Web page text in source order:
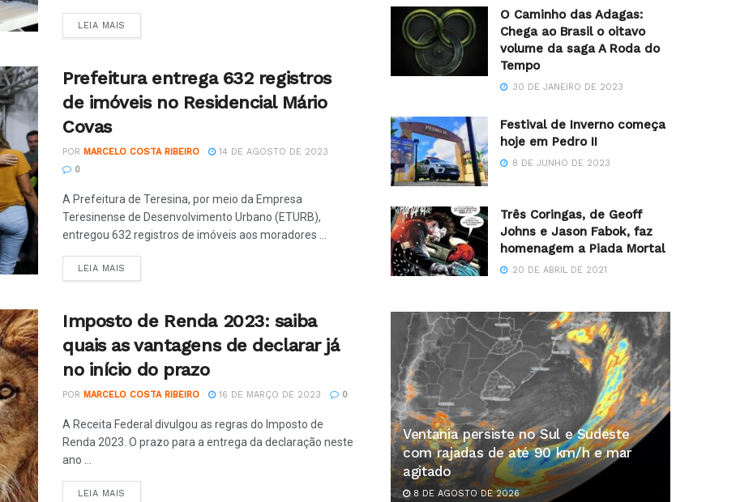
LEIA MAIS
Prefeitura entrega 632 registros
de imóveis no Residencial Mário
Covas
POR MARCELO COSTA RIBEIRO
14 DE AGOSTO DE 2023
0
A Prefeitura de Teresina, por meio da Empresa
Teresinense de Desenvolvimento Urbano (ETURB),
entregou 632 registros de imóveis aos moradores ...
LEIA MAIS
Imposto de Renda 2023: saiba
quais as vantagens de declarar já
no início do prazo
POR MARCELO COSTA RIBEIRO 16 DE MARÇO DE 2023 0
A Receita Federal divulgou as regras do Imposto de
Renda 2023. O prazo para a entrega da declaração neste
ano ...
LEIA MAIS
O Caminho das Adagas:
Chega ao Brasil o oitavo
volume da saga A Roda do
Tempo
30 DE JANEIRO DE 2023
Festival de Inverno começa
hoje em Pedro II
8 DE JUNHO DE 2023
Três Coringas, de Geoff
Johns e Jason Fabok, faz
homenagem a Piada Mortal
20 DE ABRIL DE 2021
Ventania persiste no Sul e Sudeste
com rajadas de até 90 km/h e mar
agitado
8 DE AGOSTO DE 2026